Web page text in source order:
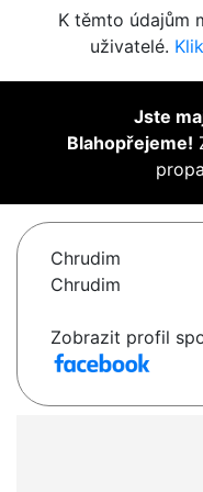
K těmto údajům
uživatelé.
Jste
Blahopřejeme!
Chrudim
Chrudim
Zobrazit profil